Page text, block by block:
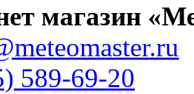
магазин
589-69-20